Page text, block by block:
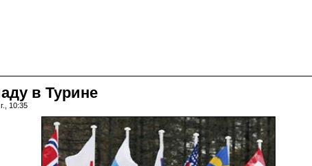
в Турине
10:35